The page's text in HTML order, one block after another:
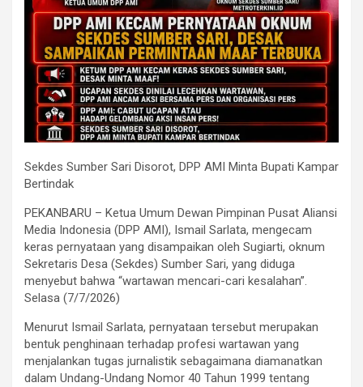
Sekdes Sumber Sari Disorot, DPP AMI Minta Bupati Kampar
Bertindak
PEKANBARU – Ketua Umum Dewan Pimpinan Pusat Aliansi
Media Indonesia (DPP AMI), Ismail Sarlata, mengecam
keras pernyataan yang disampaikan oleh Sugiarti, oknum
Sekretaris Desa (Sekdes) Sumber Sari, yang diduga
menyebut bahwa “wartawan mencari-cari kesalahan”.
Selasa (7/7/2026)
Menurut Ismail Sarlata, pernyataan tersebut merupakan
bentuk penghinaan terhadap profesi wartawan yang
menjalankan tugas jurnalistik sebagaimana diamanatkan
dalam Undang-Undang Nomor 40 Tahun 1999 tentang